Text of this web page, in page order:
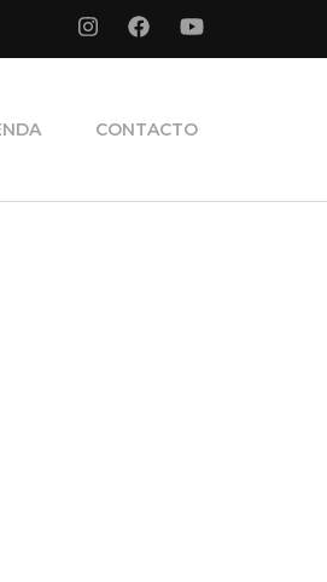
CONTACTO